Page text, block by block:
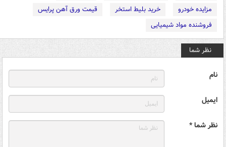
مزایده خودرو
خرید بلیط استخر
قیمت ورق آهن پرایس
فروشنده مواد شیمیایی
نظر شما
نام
ایمیل
نظر شما *